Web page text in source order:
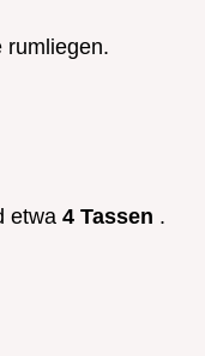
rumliegen.
etwa 4 Tassen .